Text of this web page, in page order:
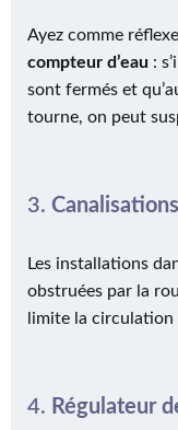
Ayez comme
compteur d’eau :
sont fermés et
tourne, on peut
3.
Les installations
obstruées par la
limite la circulation
4. Régulateur